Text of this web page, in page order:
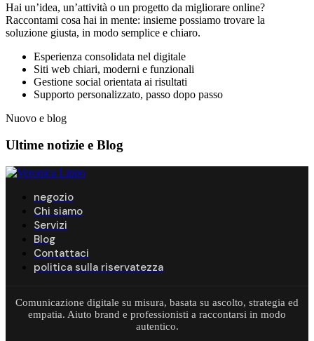
Hai un’idea, un’attività o un progetto da migliorare online?
Raccontami cosa hai in mente: insieme possiamo trovare la
soluzione giusta, in modo semplice e chiaro.
Esperienza consolidata nel digitale
Siti web chiari, moderni e funzionali
Gestione social orientata ai risultati
Supporto personalizzato, passo dopo passo
Nuovo e blog
Ultime notizie e Blog
negozio
Chi siamo
Servizi
Blog
Contattaci
politica sulla riservatezza
Comunicazione digitale su misura, basata su ascolto, strategia ed
empatia. Aiuto brand e professionisti a raccontarsi in modo
autentico.